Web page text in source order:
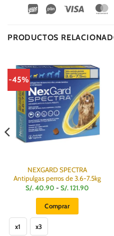
Wirecard
Vipps Visa
PRODUCTOS
-45%
NEXGARD SPECTRA
Antipulgas perros de 3.6-7.5kg
S/.40.90 - S/.121.90
Comprar
x1 x3